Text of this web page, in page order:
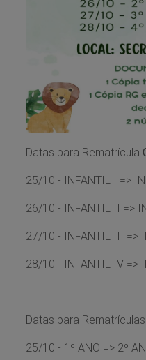
Datas para Rematrícula
25/10 - INFANTIL I =>
26/10 - INFANTIL II =>
27/10 - INFANTIL III =>
28/10 - INFANTIL IV =>
Datas para Rematrículas
25/10 - 1º ANO => 2º